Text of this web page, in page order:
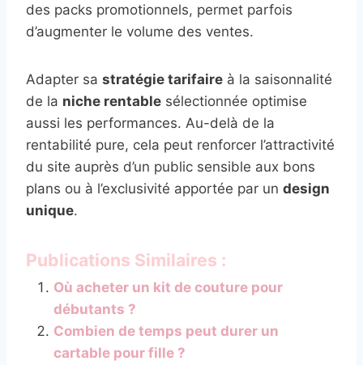
des packs promotionnels, permet parfois
d’augmenter le volume des ventes.
Adapter sa stratégie tarifaire à la saisonnalité
de la niche rentable sélectionnée optimise
aussi les performances. Au-delà de la
rentabilité pure, cela peut renforcer l’attractivité
du site auprès d’un public sensible aux bons
plans ou à l’exclusivité apportée par un design
unique.
Publications Similaires :
Où acheter un kit de couture pour
débutants ?
Combien de temps peut durer un
cartable pour fille ?